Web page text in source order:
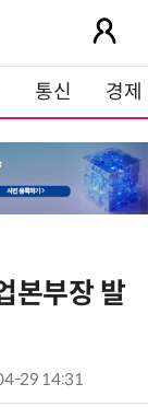
통신 경제
본부장 발
29 14:31